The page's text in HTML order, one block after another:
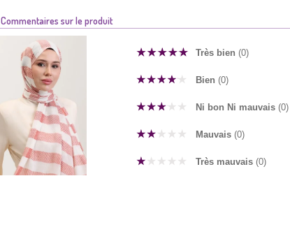
Commentaires sur le produit
Très bien (0)
Bien (0)
Ni bon Ni mauvais (0)
Mauvais (0)
Très mauvais (0)